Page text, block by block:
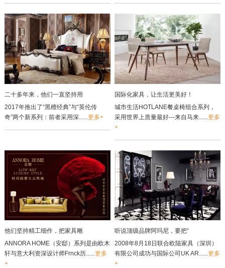
二十多年来，他们一直坚持用
2017年推出了“黑檀经典”与“英伦传
奇”两个新系列：前者采用深...... 更多+
国际化家具，让生活更美好！
城市生活HOTLANE餐桌椅组合系列，
采用世界上质量最好---来自马来......更多
+
他们坚持精工细作，把家具雕
ANNORA HOME（安邸）系列是由欧木
轩与意大利资深设计师Frnck历......更多
+
听说顶级品牌阿玛尼，要把“
2008年8月18日联合欧陆家具（深圳）
有限公司成功与国际公司UK AR......更多
+